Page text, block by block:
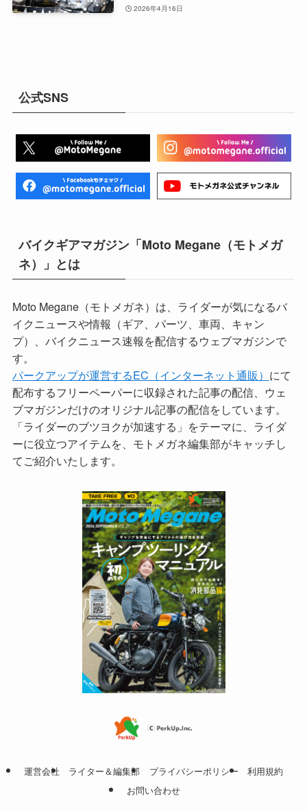
2026年4月16日
公式SNS
バイクギアマガジン「Moto Megane（モトメガ
ネ）」とは
Moto Megane（モトメガネ）は、ライダーが気になるバ
イクニュースや情報（ギア、パーツ、車両、キャン
プ）、バイクニュース速報を配信するウェブマガジンで
す。
パークアップが運営するEC（インターネット通販） にて
配布するフリーペーパーに収録された記事の配信、ウェ
ブマガジンだけのオリジナル記事の配信をしています。
「ライダーのブツヨクが加速する」をテーマに、ライダ
ーに役立つアイテムを、モトメガネ編集部がキャッチし
てご紹介いたします。
運営会社 ライター＆編集部 プライバシーポリシー
利用規約
お問い合わせ